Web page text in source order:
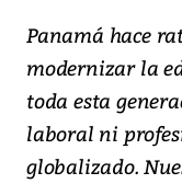
Panamá hace
modernizar la
toda esta
laboral ni
globalizado.